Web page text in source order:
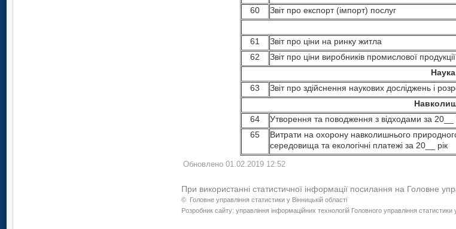
60 Звіт про експорт (імпорт) послуг
61
Звіт про ціни на ринку житла
62
Звіт про ціни виробників промислової продукції
Наука
63
Звіт про здійснення наукових досліджень і
64
Утворення та поводження з відходами за 20__
65
Витрати на охорону навколишнього
середовища та екологічні платежі за 20__ рік
Обновлено 01.02.2019 12:52
При використанні статистичної інформації посилання на Головне
© Головне управління статистики у Вінницькій області
Розробник сайту: управління інформаційних технологій Головного управління статистики